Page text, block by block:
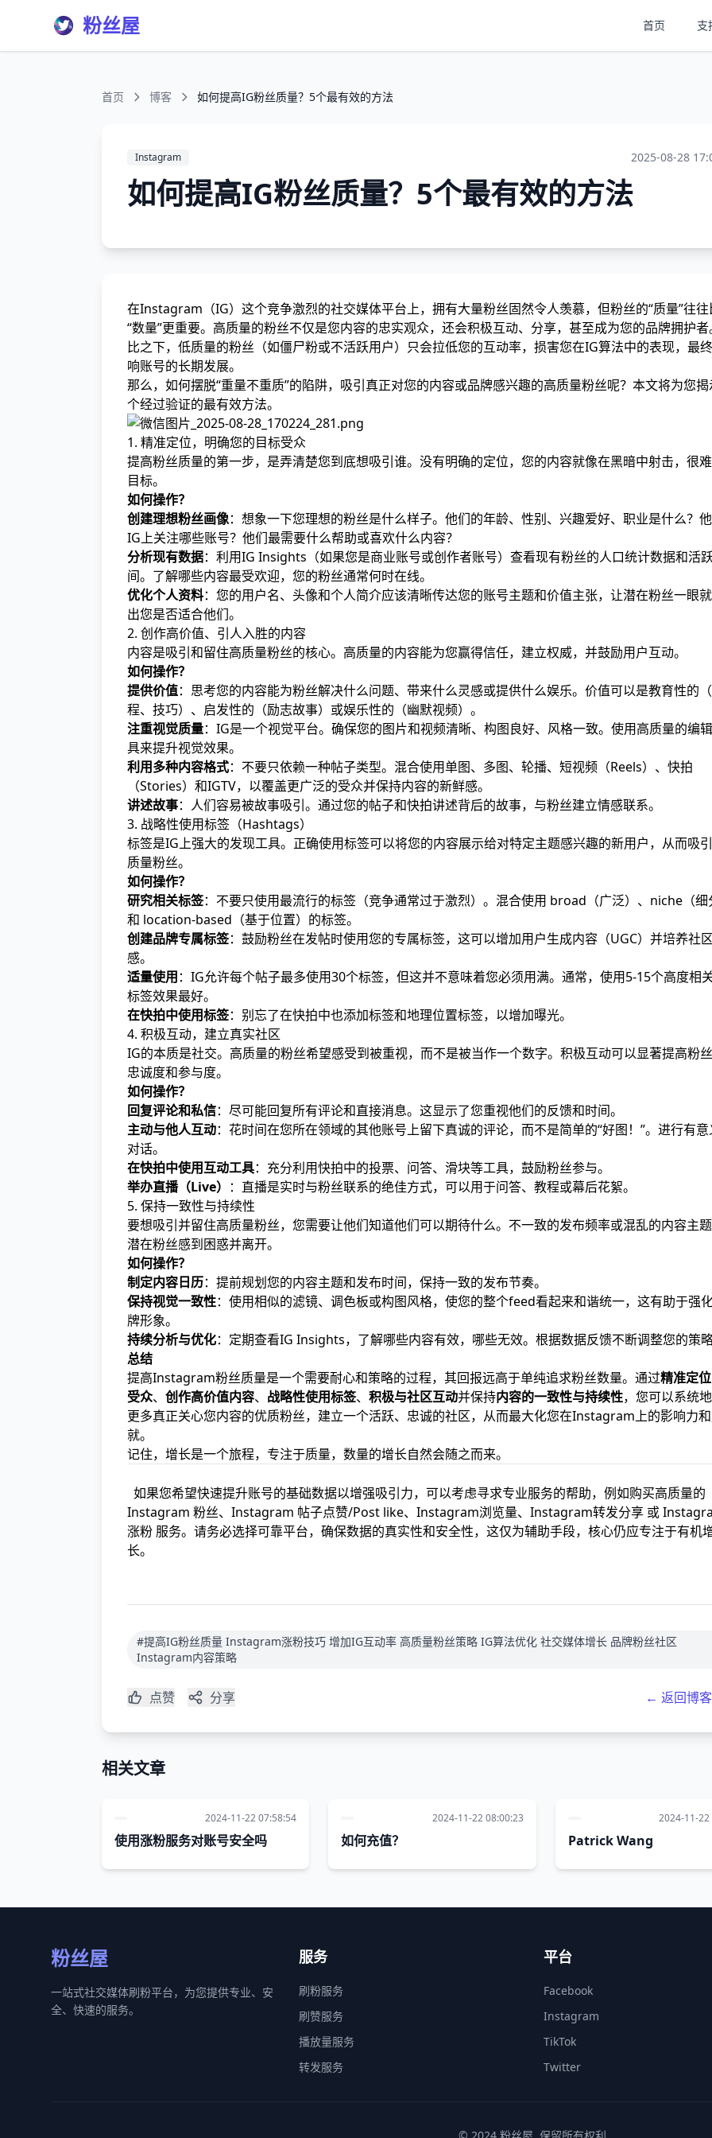
粉丝屋 首页 支
首页 博客 如何提高IG粉丝质量？5个最有效的方法
Instagram 2025-08-28
如何提高IG粉丝质量？5个最有效的方法
在Instagram（IG）这个竞争激烈的社交媒体平台上，拥有大量粉丝固然令人羡慕，但粉丝的“质量”往往
“数量”更重要。高质量的粉丝不仅是您内容的忠实观众，还会积极互动、分享，甚至成为您的品牌拥护者
比之下，低质量的粉丝（如僵尸粉或不活跃用户）只会拉低您的互动率，损害您在IG算法中的表现，最
响账号的长期发展。
那么，如何摆脱“重量不重质”的陷阱，吸引真正对您的内容或品牌感兴趣的高质量粉丝呢？本文将为您
个经过验证的最有效方法。
1. 精准定位，明确您的目标受众
提高粉丝质量的第一步，是弄清楚您到底想吸引谁。没有明确的定位，您的内容就像在黑暗中射击，很
目标。
如何操作？
创建理想粉丝画像：想象一下您理想的粉丝是什么样子。他们的年龄、性别、兴趣爱好、职业是什么？
IG上关注哪些账号？他们最需要什么帮助或喜欢什么内容？
分析现有数据：利用IG Insights（如果您是商业账号或创作者账号）查看现有粉丝的人口统计数据和活
间。了解哪些内容最受欢迎，您的粉丝通常何时在线。
优化个人资料：您的用户名、头像和个人简介应该清晰传达您的账号主题和价值主张，让潜在粉丝一眼
出您是否适合他们。
2. 创作高价值、引人入胜的内容
内容是吸引和留住高质量粉丝的核心。高质量的内容能为您赢得信任，建立权威，并鼓励用户互动。
如何操作？
提供价值：思考您的内容能为粉丝解决什么问题、带来什么灵感或提供什么娱乐。价值可以是教育性的
程、技巧）、启发性的（励志故事）或娱乐性的（幽默视频）。
注重视觉质量：IG是一个视觉平台。确保您的图片和视频清晰、构图良好、风格一致。使用高质量的编
具来提升视觉效果。
利用多种内容格式：不要只依赖一种帖子类型。混合使用单图、多图、轮播、短视频（Reels）、快拍
（Stories）和IGTV，以覆盖更广泛的受众并保持内容的新鲜感。
讲述故事：人们容易被故事吸引。通过您的帖子和快拍讲述背后的故事，与粉丝建立情感联系。
3. 战略性使用标签（Hashtags）
标签是IG上强大的发现工具。正确使用标签可以将您的内容展示给对特定主题感兴趣的新用户，从而吸
质量粉丝。
如何操作？
研究相关标签：不要只使用最流行的标签（竞争通常过于激烈）。混合使用 broad（广泛）、niche（细
和 location-based（基于位置）的标签。
创建品牌专属标签：鼓励粉丝在发帖时使用您的专属标签，这可以增加用户生成内容（UGC）并培养社区
感。
适量使用：IG允许每个帖子最多使用30个标签，但这并不意味着您必须用满。通常，使用5-15个高度相
标签效果最好。
在快拍中使用标签：别忘了在快拍中也添加标签和地理位置标签，以增加曝光。
4. 积极互动，建立真实社区
IG的本质是社交。高质量的粉丝希望感受到被重视，而不是被当作一个数字。积极互动可以显著提高粉
忠诚度和参与度。
如何操作？
回复评论和私信：尽可能回复所有评论和直接消息。这显示了您重视他们的反馈和时间。
主动与他人互动：花时间在您所在领域的其他账号上留下真诚的评论，而不是简单的“好图！”。进行有意
对话。
在快拍中使用互动工具：充分利用快拍中的投票、问答、滑块等工具，鼓励粉丝参与。
举办直播（Live） ：直播是实时与粉丝联系的绝佳方式，可以用于问答、教程或幕后花絮。
5. 保持一致性与持续性
要想吸引并留住高质量粉丝，您需要让他们知道他们可以期待什么。不一致的发布频率或混乱的内容主
潜在粉丝感到困惑并离开。
如何操作？
制定内容日历：提前规划您的内容主题和发布时间，保持一致的发布节奏。
保持视觉一致性：使用相似的滤镜、调色板或构图风格，使您的整个feed看起来和谐统一，这有助于强
牌形象。
持续分析与优化：定期查看IG Insights，了解哪些内容有效，哪些无效。根据数据反馈不断调整您的策略
总结
提高Instagram粉丝质量是一个需要耐心和策略的过程，其回报远高于单纯追求粉丝数量。通过精准定
受众、 创作高价值内容、 战略性使用标签、 积极与社区互动并保持内容的一致性与持续性，您可以系统
更多真正关心您内容的优质粉丝，建立一个活跃、忠诚的社区，从而最大化您在Instagram上的影响力
就。
记住，增长是一个旅程，专注于质量，数量的增长自然会随之而来。
如果您希望快速提升账号的基础数据以增强吸引力，可以考虑寻求专业服务的帮助，例如购买高质量的
Instagram 粉丝、 Instagram 帖子点赞/Post like、 Instagram浏览量、 Instagram转发分享 或
涨粉 服务。请务必选择可靠平台，确保数据的真实性和安全性，这仅为辅助手段，核心仍应专注于有机
长。
#提高IG粉丝质量 Instagram涨粉技巧 增加IG互动率 高质量粉丝策略 IG算法优化 社交媒体增长 品牌粉丝社区
Instagram内容策略
点赞 分享 ← 返回博
相关文章
2024-11-22 07:58:54
使用涨粉服务对账号安全吗
2024-11-22 08:00:23
如何充值？
2024-11-22
Patrick Wang
粉丝屋
一站式社交媒体刷粉平台，为您提供专业、安
全、快速的服务。
服务
刷粉服务
刷赞服务
播放量服务
转发服务
平台
Facebook
Instagram
TikTok
Twitter